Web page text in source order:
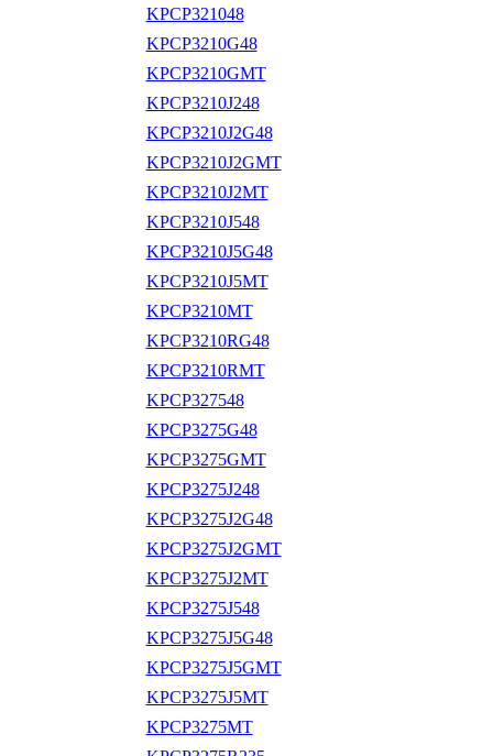
KPCP321048
KPCP3210G48
KPCP3210GMT
KPCP3210J248
KPCP3210J2G48
KPCP3210J2GMT
KPCP3210J2MT
KPCP3210J548
KPCP3210J5G48
KPCP3210J5MT
KPCP3210MT
KPCP3210RG48
KPCP3210RMT
KPCP327548
KPCP3275G48
KPCP3275GMT
KPCP3275J248
KPCP3275J2G48
KPCP3275J2GMT
KPCP3275J2MT
KPCP3275J548
KPCP3275J5G48
KPCP3275J5GMT
KPCP3275J5MT
KPCP3275MT